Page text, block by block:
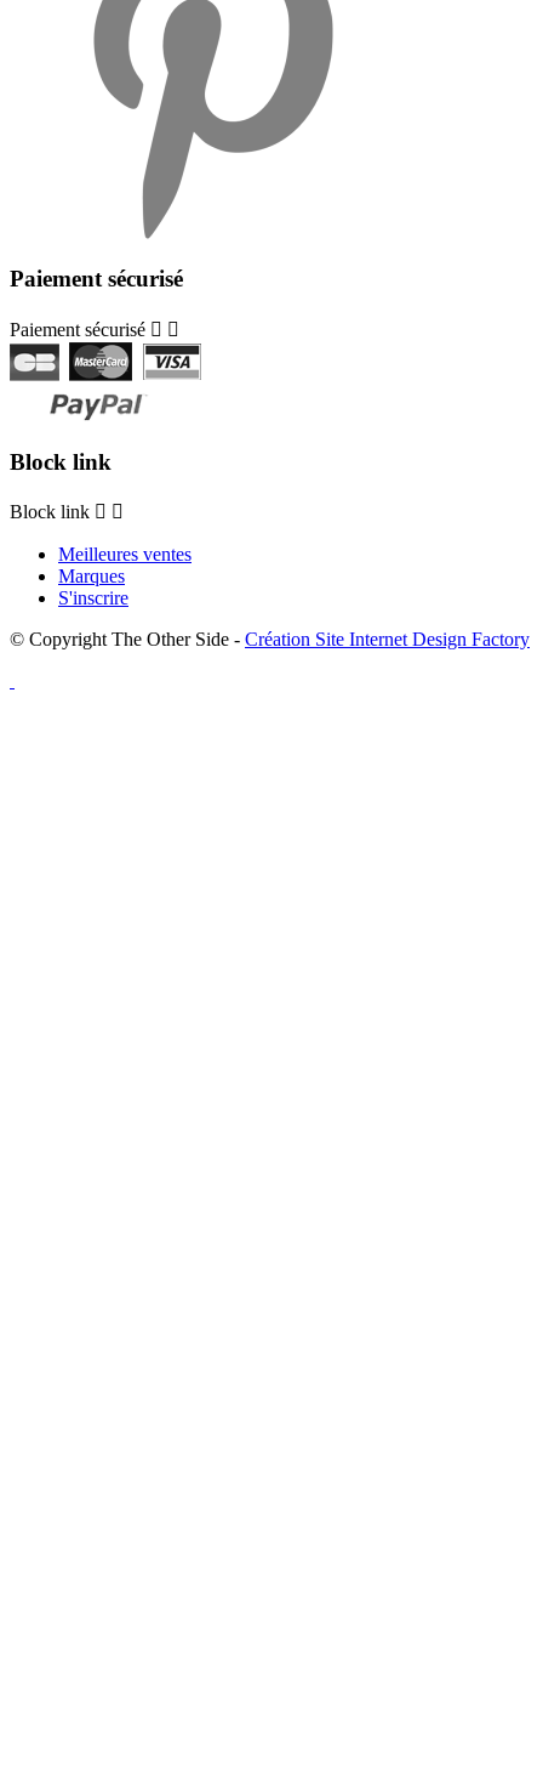
Paiement sécurisé
Paiement sécurisé  
Block link
Block link  
Meilleures ventes
Marques
S'inscrire
© Copyright The Other Side - Création Site Internet Design Factory